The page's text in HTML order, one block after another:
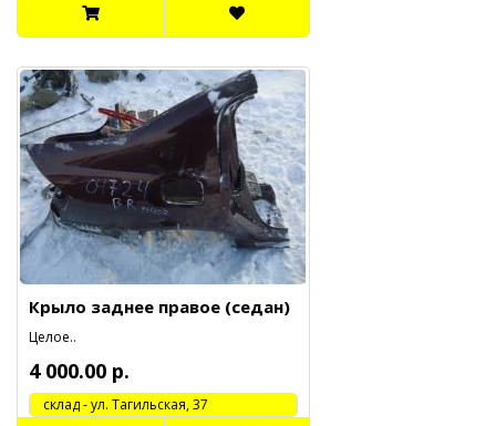
Крыло заднее правое (седан)
Целое..
4 000.00 р.
cклад - ул. Тагильская, 37